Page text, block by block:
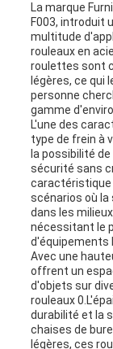
La marque
F003, introduit
multitude
rouleaux en
roulettes sont
légères, ce qui
personne
gamme
L'une des
type de frein à
la possibilité
sécurité sans
caractéristique
scénarios où la
dans les
nécessitant le
d'équipements
Avec une
offrent un
d'objets sur
rouleaux
durabilité et la
chaises de
légères, ces